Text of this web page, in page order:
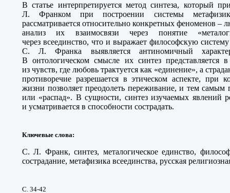
В статье интерпретируется метод синтеза, который
Л. Франком при построении системы
рассматривается относительно конкретных феноменов –
анализ их взаимосвязи через понятие
через всеединство, что и выражает философскую
С. Л. Франка выявляется антиномичный
В онтологическом смысле их синтез представляется
из чувств, где любовь трактуется как «единение», а
противоречие разрешается в этическом аспекте, при
жизни позволяет преодолеть переживание, и тем самым
или «распад». В сущности, синтез изучаемых явлений
и усматривается в способности сострадать.
Ключевые слова:
С. Л. Франк, синтез, металогическое единство,
сострадание, метафизика всеединства, русская
С. 34-42